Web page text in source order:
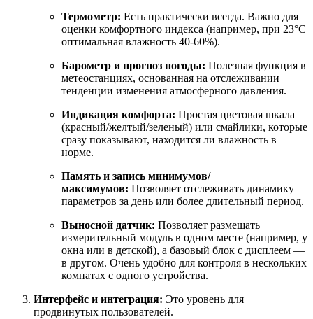
Термометр: Есть практически всегда. Важно для
оценки комфортного индекса (например, при 23°C
оптимальная влажность 40-60%).
Барометр и прогноз погоды: Полезная функция в
метеостанциях, основанная на отслеживании
тенденции изменения атмосферного давления.
Индикация комфорта: Простая цветовая шкала
(красный/желтый/зеленый) или смайлики, которые
сразу показывают, находится ли влажность в
норме.
Память и запись минимумов/
максимумов: Позволяет отслеживать динамику
параметров за день или более длительный период.
Выносной датчик: Позволяет размещать
измерительный модуль в одном месте (например, у
окна или в детской), а базовый блок с дисплеем —
в другом. Очень удобно для контроля в нескольких
комнатах с одного устройства.
Интерфейс и интеграция: Это уровень для
продвинутых пользователей.